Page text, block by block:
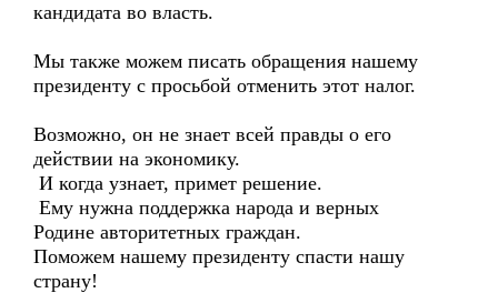
кандидата во власть.
Мы также можем писать обращения нашему
президенту с просьбой отменить этот налог.
Возможно, он не знает всей правды о его
действии на экономику.
И когда узнает, примет решение.
Ему нужна поддержка народа и верных
Родине авторитетных граждан.
Поможем нашему президенту спасти нашу
страну!